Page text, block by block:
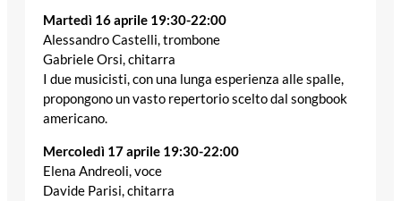
Martedì 16 aprile 19:30-22:00
Alessandro Castelli, trombone
Gabriele Orsi, chitarra
I due musicisti, con una lunga esperienza alle spalle,
propongono un vasto repertorio scelto dal songbook
americano.
Mercoledì 17 aprile 19:30-22:00
Elena Andreoli, voce
Davide Parisi, chitarra